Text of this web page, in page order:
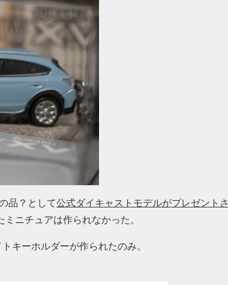
品？として公式ダイキャストモデルがプレゼントさ
ニチュアは作られなかった。
キーホルダーが作られたのみ。